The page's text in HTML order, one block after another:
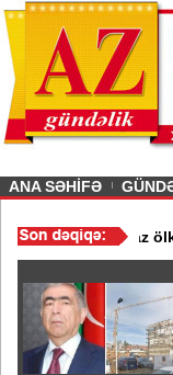
ANA SƏHİFƏ
oxşar anlaşma